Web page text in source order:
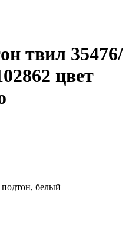
твил 35476/
цвет
белый